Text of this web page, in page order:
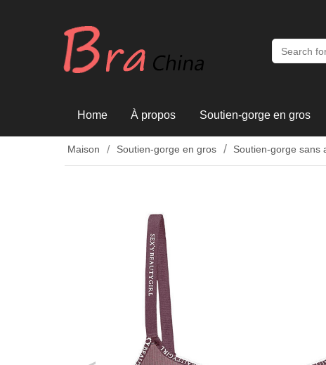
Home À propos Soutien-gorge en gros
Maison Soutien-gorge en gros Soutien-gorge sans